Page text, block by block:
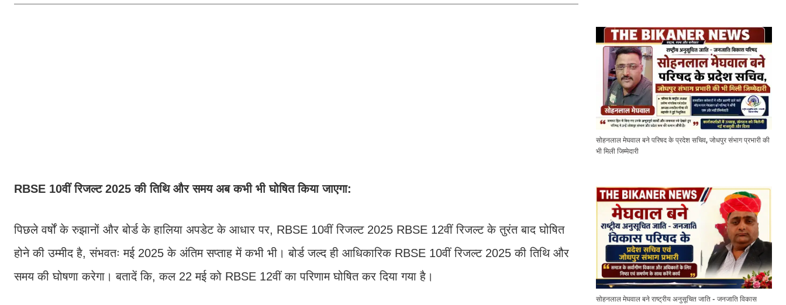
RBSE 10वीं रिजल्ट 2025 की तिथि और समय अब ​​कभी भी घोषित किया जाएगा:
पिछले वर्षों के रुझानों और बोर्ड के हालिया अपडेट के आधार पर, RBSE 10वीं रिजल्ट 2025 RBSE 12वीं रिजल्ट के तुरंत बाद घोषित
होने की उम्मीद है, संभवतः मई 2025 के अंतिम सप्ताह में कभी भी। बोर्ड जल्द ही आधिकारिक RBSE 10वीं रिजल्ट 2025 की तिथि और
समय की घोषणा करेगा। बतादें कि, कल 22 मई को RBSE 12वीं का परिणाम घोषित कर दिया गया है।
सोहनलाल मेघवाल बने परिषद के प्रदेश सचिव, जोधपुर संभाग प्रभारी की
भी मिली जिम्मेदारी
सोहनलाल मेघवाल बने राष्ट्रीय अनुसूचित जाति - जनजाति विकास